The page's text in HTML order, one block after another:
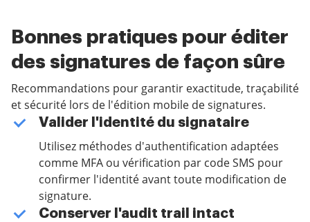
Bonnes pratiques pour éditer
des signatures de façon sûre
Recommandations pour garantir exactitude, traçabilité
et sécurité lors de l'édition mobile de signatures.
Valider l'identité du signataire
Utilisez méthodes d'authentification adaptées
comme MFA ou vérification par code SMS pour
confirmer l'identité avant toute modification de
signature.
Conserver l'audit trail intact